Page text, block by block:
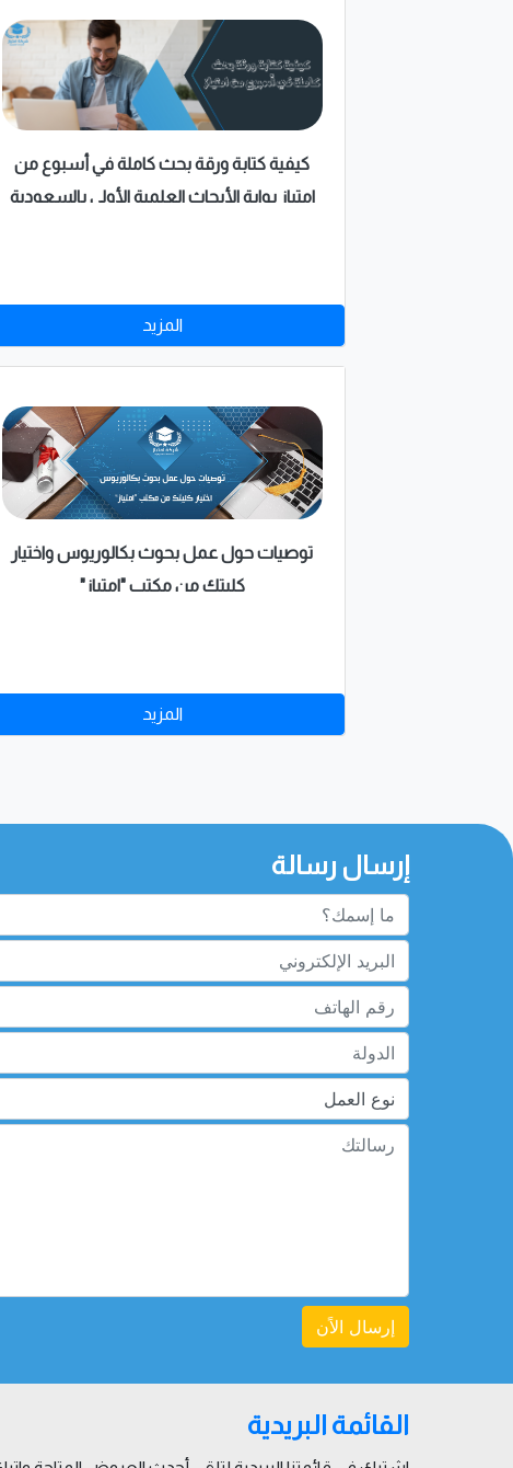
كيفية كتابة ورقة بحث كاملة في أسبوع من
امتياز بوابة الأبحاث العلمية الأولى بالسعودية
المزيد
توصيات حول عمل بحوث بكالوريوس واختيار
كليتك من مكتب "امتياز"
المزيد
إرسال رسالة
إرسال الاًن
القائمة البريدية